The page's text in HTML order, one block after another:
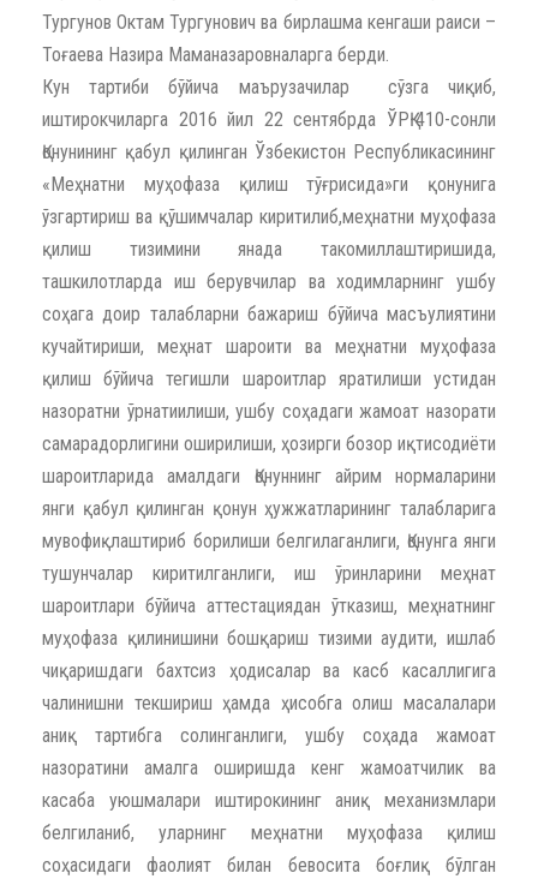
Тургунов Октам Тургунович ва бирлашма кенгаши раиси –
Тоғаева Назира Маманазаровналарга берди.
Кун тартиби бўйича маърузачилар сўзга чиқиб,
иштирокчиларга 2016 йил 22 сентябрда ЎРҚ-410-сонли
Қонунининг қабул қилинган Ўзбекистон Республикасининг
«Меҳнатни муҳофаза қилиш тўғрисида»ги қонунига
ўзгартириш ва қўшимчалар киритилиб,меҳнатни муҳофаза
қилиш тизимини янада такомиллаштиришида,
ташкилотларда иш берувчилар ва ходимларнинг ушбу
соҳага доир талабларни бажариш бўйича масъулиятини
кучайтириши, меҳнат шароити ва меҳнатни муҳофаза
қилиш бўйича тегишли шароитлар яратилиши устидан
назоратни ўрнатиилиши, ушбу соҳадаги жамоат назорати
самарадорлигини оширилиши, ҳозирги бозор иқтисодиёти
шароитларида амалдаги Қонуннинг айрим нормаларини
янги қабул қилинган қонун ҳужжатларининг талабларига
мувофиқлаштириб борилиши белгилаганлиги, Қонунга янги
тушунчалар киритилганлиги, иш ўринларини меҳнат
шароитлари бўйича аттестациядан ўтказиш, меҳнатнинг
муҳофаза қилинишини бошқариш тизими аудити, ишлаб
чиқаришдаги бахтсиз ҳодисалар ва касб касаллигига
чалинишни текшириш ҳамда ҳисобга олиш масалалари
аниқ тартибга солинганлиги, ушбу соҳада жамоат
назоратини амалга оширишда кенг жамоатчилик ва
касаба уюшмалари иштирокининг аниқ механизмлари
белгиланиб, уларнинг меҳнатни муҳофаза қилиш
соҳасидаги фаолият билан бевосита боғлиқ бўлган